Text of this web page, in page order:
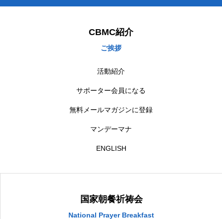
CBMC紹介
ご挨拶
活動紹介
サポーター会員になる
無料メールマガジンに登録
マンデーマナ
ENGLISH
国家朝餐祈祷会
National Prayer Breakfast